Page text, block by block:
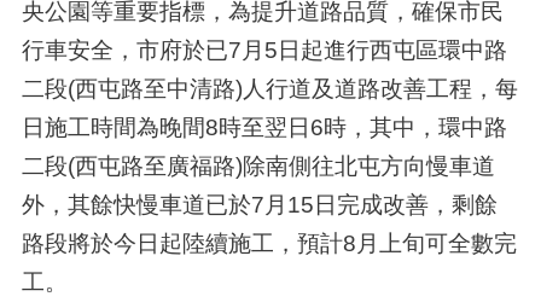
央公園等重要指標，為提升道路品質，確保市民
行車安全，市府於已7月5日起進行西屯區環中路
二段(西屯路至中清路)人行道及道路改善工程，每
日施工時間為晚間8時至翌日6時，其中，環中路
二段(西屯路至廣福路)除南側往北屯方向慢車道
外，其餘快慢車道已於7月15日完成改善，剩餘
路段將於今日起陸續施工，預計8月上旬可全數完
工。